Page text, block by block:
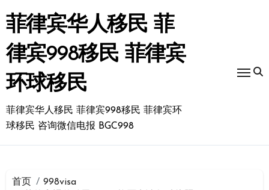
转
到
内
容
菲律宾华人移民 菲
律宾998移民 菲律宾
环球移民
菲律宾华人移民 菲律宾998移民 菲律宾环
球移民 咨询微信电报 BGC998
首页
998visa